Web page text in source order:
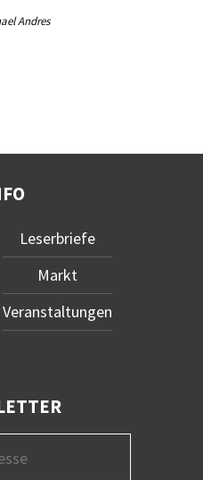
Andres
Leserbriefe
Markt
Veranstaltungen